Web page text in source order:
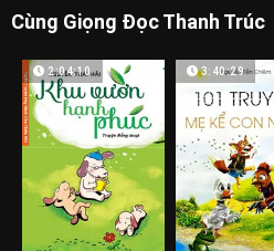
Cùng Giọng Đọc Thanh Trúc
2:04:10 3:40:29